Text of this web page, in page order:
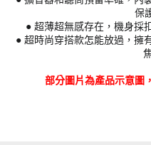
保
● 超薄超無感存在，機身採
● 超時尚穿搭款怎能放過，擁
部分圖片為產品示意圖